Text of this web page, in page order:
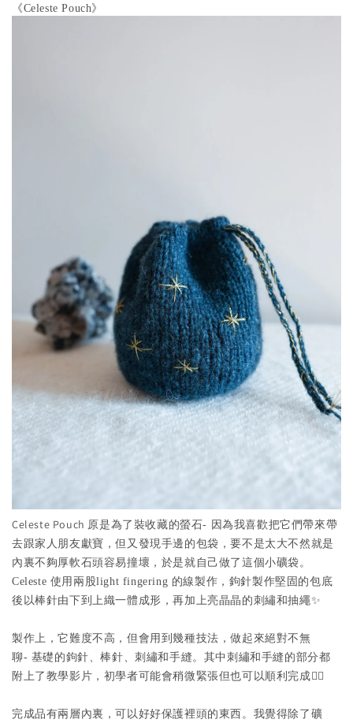
《Celeste Pouch》
Celeste Pouch 原是為了裝收藏的螢石- 因為我喜歡把它們帶來帶
去跟家人朋友獻寶，但又發現手邊的包袋，要不是太大不然就是
內裏不夠厚軟石頭容易撞壞，於是就自己做了這個小礦袋。
Celeste 使用兩股light fingering 的線製作，鉤針製作堅固的包底
後以棒針由下到上織一體成形，再加上亮晶晶的刺繡和抽繩✨
製作上，它難度不高，但會用到幾種技法，做起來絕對不無
聊- 基礎的鉤針、棒針、刺繡和手縫。其中刺繡和手縫的部分都
附上了教學影片，初學者可能會稍微緊張但也可以順利完成👌🏻
完成品有兩層內裏，可以好好保護裡頭的東西。我覺得除了礦